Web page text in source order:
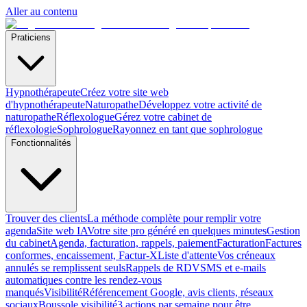
Aller au contenu
Praticiens
HypnothérapeuteCréez votre site web
d'hypnothérapeuteNaturopatheDéveloppez votre activité de
naturopatheRéflexologueGérez votre cabinet de
réflexologieSophrologueRayonnez en tant que sophrologue
Fonctionnalités
Trouver des clientsLa méthode complète pour remplir votre
agendaSite web IAVotre site pro généré en quelques minutesGestion
du cabinetAgenda, facturation, rappels, paiementFacturationFactures
conformes, encaissement, Factur-XListe d'attenteVos créneaux
annulés se remplissent seulsRappels de RDVSMS et e-mails
automatiques contre les rendez-vous
manquésVisibilitéRéférencement Google, avis clients, réseaux
sociauxBoussole visibilité3 actions par semaine pour être